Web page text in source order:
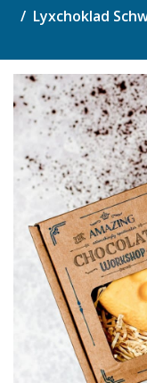
Lyxchoklad